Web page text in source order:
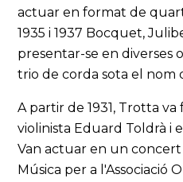
actuar en format de
1935 i 1937 Bocquet,
presentar-se en diverses
trio de corda sota el nom
A partir de 1931, Trotta
violinista Eduard Toldrà i
Van actuar en un
Música per a l'Associació